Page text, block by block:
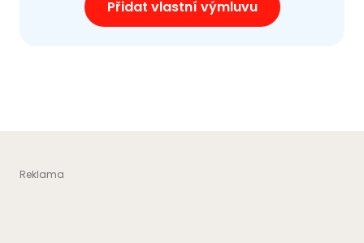
Přidat vlastní výmluvu